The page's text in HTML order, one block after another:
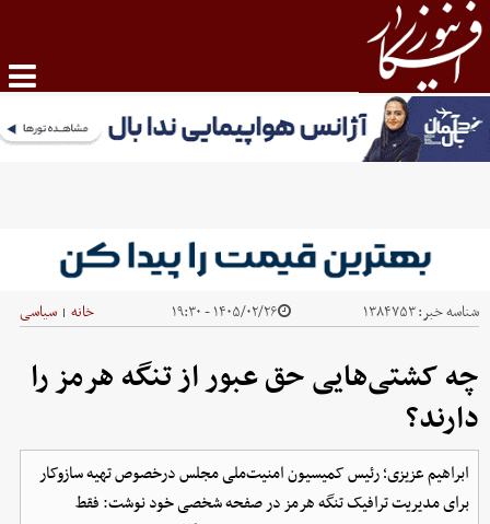
شناسه خبر:۱۳۸۴۷۵۳ ۱۴۰۵/۰۲/۲۶ - ۱۹:۳۰ خانه | سیاسی
چه کشتی‌هایی حق عبور از تنگه هرمز را
دارند؟
ابراهیم عزیزی؛ رئیس کمیسیون امنیت‌ملی مجلس درخصوص تهیه سازوکار
برای مدیریت ترافیک تنگه هرمز در صفحه شخصی خود نوشت: فقط